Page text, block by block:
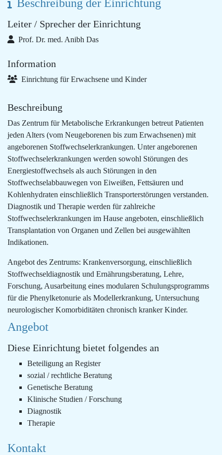
Beschreibung der Einrichtung
Leiter / Sprecher der Einrichtung
Prof. Dr. med. Anibh Das
Information
Einrichtung für Erwachsene und Kinder
Beschreibung
Das Zentrum für Metabolische Erkrankungen betreut Patienten
jeden Alters (vom Neugeborenen bis zum Erwachsenen) mit
angeborenen Stoffwechselerkrankungen. Unter angeborenen
Stoffwechselerkrankungen werden sowohl Störungen des
Energiestoffwechsels als auch Störungen in den
Stoffwechselabbauwegen von Eiweißen, Fettsäuren und
Kohlenhydraten einschließlich Transporterstörungen verstanden.
Diagnostik und Therapie werden für zahlreiche
Stoffwechselerkrankungen im Hause angeboten, einschließlich
Transplantation von Organen und Zellen bei ausgewählten
Indikationen.
Angebot des Zentrums: Krankenversorgung, einschließlich
Stoffwechseldiagnostik und Ernährungsberatung, Lehre,
Forschung, Ausarbeitung eines modularen Schulungsprogramms
für die Phenylketonurie als Modellerkrankung, Untersuchung
neurologischer Komorbiditäten chronisch kranker Kinder.
Angebot
Diese Einrichtung bietet folgendes an
Beteiligung an Register
sozial / rechtliche Beratung
Genetische Beratung
Klinische Studien / Forschung
Diagnostik
Therapie
Kontakt